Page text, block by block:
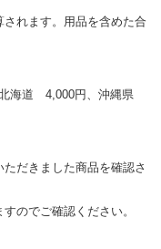
れます。用品を含めた合
海道 4,000円、沖縄県
だきました商品を確認さ
のでご確認ください。